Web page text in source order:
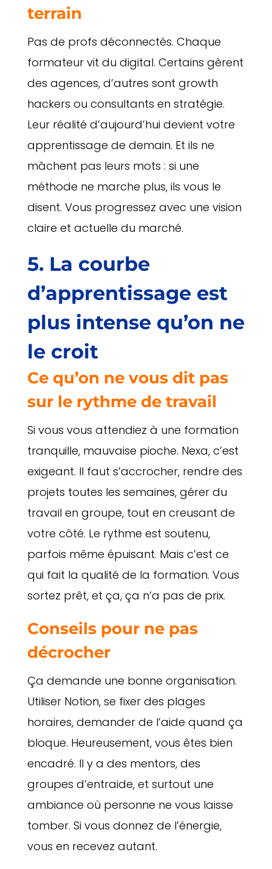
terrain
Pas de profs déconnectés. Chaque
formateur vit du digital. Certains gèrent
des agences, d’autres sont growth
hackers ou consultants en stratégie.
Leur réalité d’aujourd’hui devient votre
apprentissage de demain. Et ils ne
mâchent pas leurs mots : si une
méthode ne marche plus, ils vous le
disent. Vous progressez avec une vision
claire et actuelle du marché.
5. La courbe
d’apprentissage est
plus intense qu’on ne
le croit
Ce qu’on ne vous dit pas
sur le rythme de travail
Si vous vous attendiez à une formation
tranquille, mauvaise pioche. Nexa, c’est
exigeant. Il faut s’accrocher, rendre des
projets toutes les semaines, gérer du
travail en groupe, tout en creusant de
votre côté. Le rythme est soutenu,
parfois même épuisant. Mais c’est ce
qui fait la qualité de la formation. Vous
sortez prêt, et ça, ça n’a pas de prix.
Conseils pour ne pas
décrocher
Ça demande une bonne organisation.
Utiliser Notion, se fixer des plages
horaires, demander de l’aide quand ça
bloque. Heureusement, vous êtes bien
encadré. Il y a des mentors, des
groupes d’entraide, et surtout une
ambiance où personne ne vous laisse
tomber. Si vous donnez de l’énergie,
vous en recevez autant.